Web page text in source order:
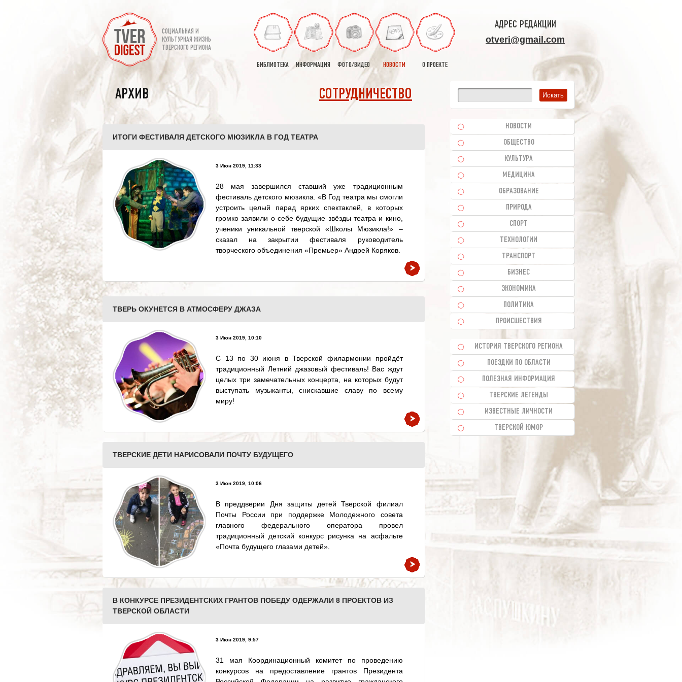
СОЦИАЛЬНАЯ И
КУЛЬТУРНАЯ ЖИЗНЬ
ТВЕРСКОГО РЕГИОНА
БИБЛИОТЕКА ИНФОРМАЦИЯ ФОТО/ВИДЕО НОВОСТИ О ПРОЕКТЕ
АДРЕС РЕДАКЦИИ
otveri@gmail.com
АРХИВ СОТРУДНИЧЕСТВО
ИТОГИ ФЕСТИВАЛЯ ДЕТСКОГО МЮЗИКЛА В ГОД ТЕАТРА
3 Июн 2019, 11:33
28 мая завершился ставший уже традиционным
фестиваль детского мюзикла. «В Год театра мы смогли
устроить целый парад ярких спектаклей, в которых
громко заявили о себе будущие звёзды театра и кино,
ученики уникальной тверской «Школы Мюзикла!» –
сказал на закрытии фестиваля руководитель
творческого объединения «Премьер» Андрей Коряков.
ТВЕРЬ ОКУНЕТСЯ В АТМОСФЕРУ ДЖАЗА
3 Июн 2019, 10:10
С 13 по 30 июня в Тверской филармонии пройдёт
традиционный Летний джазовый фестиваль! Вас ждут
целых три замечательных концерта, на которых будут
выступать музыканты, снискавшие славу по всему
миру!
ТВЕРСКИЕ ДЕТИ НАРИСОВАЛИ ПОЧТУ БУДУЩЕГО
3 Июн 2019, 10:06
В преддверии Дня защиты детей Тверской филиал
Почты России при поддержке Молодежного совета
главного федерального оператора провел
традиционный детский конкурс рисунка на асфальте
«Почта будущего глазами детей».
В КОНКУРСЕ ПРЕЗИДЕНТСКИХ ГРАНТОВ ПОБЕДУ ОДЕРЖАЛИ 8 ПРОЕКТОВ ИЗ
ТВЕРСКОЙ ОБЛАСТИ
3 Июн 2019, 9:57
31 мая Координационный комитет по проведению
конкурсов на предоставление грантов Президента
НОВОСТИ
ОБЩЕСТВО
КУЛЬТУРА
МЕДИЦИНА
ОБРАЗОВАНИЕ
ПРИРОДА
СПОРТ
ТЕХНОЛОГИИ
ТРАНСПОРТ
БИЗНЕС
ЭКОНОМИКА
ПОЛИТИКА
ПРОИСШЕСТВИЯ
ИСТОРИЯ ТВЕРСКОГО РЕГИОНА
ПОЕЗДКИ ПО ОБЛАСТИ
ПОЛЕЗНАЯ ИНФОРМАЦИЯ
ТВЕРСКИЕ ЛЕГЕНДЫ
ИЗВЕСТНЫЕ ЛИЧНОСТИ
ТВЕРСКОЙ ЮМОР